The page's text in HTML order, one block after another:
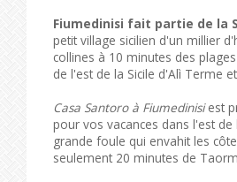
Fiumedinisi fait partie de la
petit village sicilien d'un millier
collines à 10 minutes des
de l'est de la Sicile d'Alì Terme
Casa Santoro à Fiumedinisiest
pour vos vacances dans l'est de
grande foule qui envahit les
seulement 20 minutes de